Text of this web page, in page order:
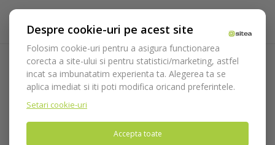
Despre cookie-uri pe acest site
Folosim cookie-uri pentru a asigura functionarea
corecta a site-ului si pentru statistici/marketing, astfel
incat sa imbunatatim experienta ta. Alegerea ta se
aplica imediat si iti poti modifica oricand preferintele.
Setari cookie-uri
Accepta toate
Microscoape
Acasa Optica Microscoape